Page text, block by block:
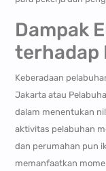
Dampak
terhadap
Keberadaan
Jakarta atau
dalam menentukan
aktivitas pelabuhan
dan perumahan pun
memanfaatkan